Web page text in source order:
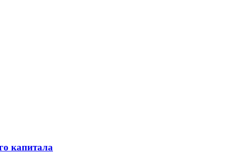
капитала